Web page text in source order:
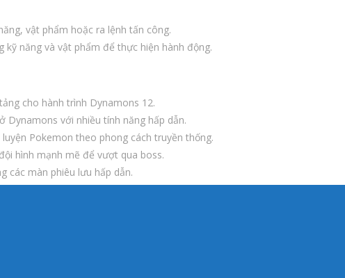
vật phẩm hoặc ra lệnh tấn công.
năng và vật phẩm để thực hiện hành động.
cho hành trình Dynamons 12.
Dynamons với nhiều tính năng hấp dẫn.
Pokemon theo phong cách truyền thống.
hình mạnh mẽ để vượt qua boss.
các màn phiêu lưu hấp dẫn.